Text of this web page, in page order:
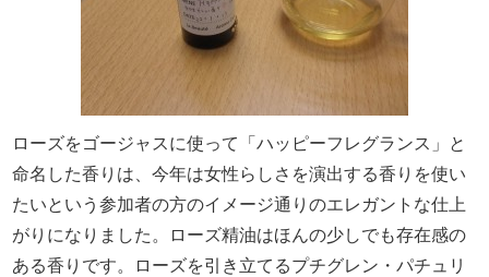
ローズをゴージャスに使って「ハッピーフレグランス」と
命名した香りは、今年は女性らしさを演出する香りを使い
たいという参加者の方のイメージ通りのエレガントな仕上
がりになりました。ローズ精油はほんの少しでも存在感の
ある香りです。ローズを引き立てるプチグレン・パチュリ